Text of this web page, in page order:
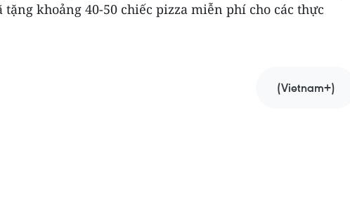
tặng khoảng 40-50 chiếc pizza miễn phí cho các thực
(Vietnam+)